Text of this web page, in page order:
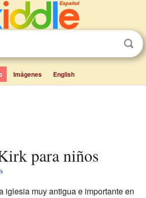
Imágenes English
para niños
iglesia muy antigua e importante en